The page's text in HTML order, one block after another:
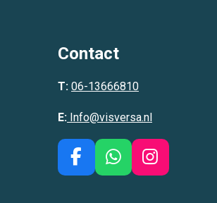
Contact
T: 06-13666810
E: Info@visversa.nl
F
a
W
h
I
n